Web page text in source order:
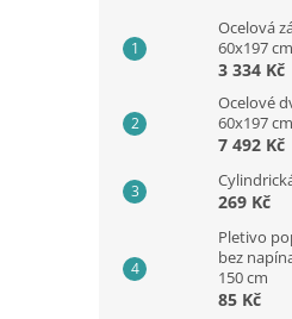
Ocelová
60x197 cm
3 334 Kč
Ocelové
60x197
7 492 Kč
269 Kč
Pletivo
bez
150 cm
85 Kč